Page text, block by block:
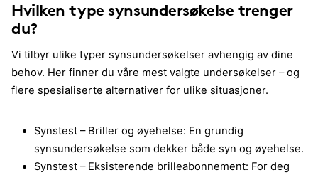
Hvilken type synsundersøkelse trenger
du?
Vi tilbyr ulike typer synsundersøkelser avhengig av dine
behov. Her finner du våre mest valgte undersøkelser – og
flere spesialiserte alternativer for ulike situasjoner.
Synstest – Briller og øyehelse: En grundig
synsundersøkelse som dekker både syn og øyehelse.
Synstest – Eksisterende brilleabonnement: For deg